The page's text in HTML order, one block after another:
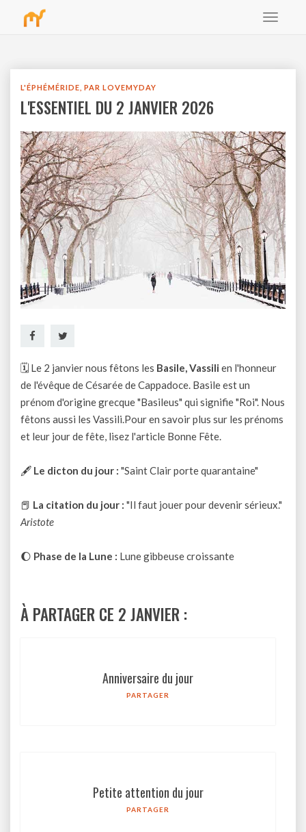
Toggle
L'ÉPHÉMÉRIDE, PAR LOVEMYDAY
L'ESSENTIEL DU 2 JANVIER 2026
🗓 Le 2 janvier nous fêtons les Basile, Vassili en l'honneur
de l'évêque de Césarée de Cappadoce. Basile est un
prénom d'origine grecque "Basileus" qui signifie "Roi". Nous
fêtons aussi les Vassili.Pour en savoir plus sur les prénoms
et leur jour de fête, lisez l'article Bonne Fête.
🖋 Le dicton du jour : "Saint Clair porte quarantaine"
📕 La citation du jour : "Il faut jouer pour devenir sérieux."
Aristote
🌔 Phase de la Lune : Lune gibbeuse croissante
À PARTAGER CE 2 JANVIER :
Anniversaire du jour
PARTAGER
Petite attention du jour
PARTAGER